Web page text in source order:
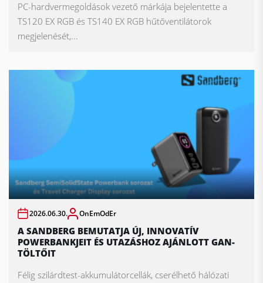
PC-hardvermegoldások vezető márkája bejelentette a
TS120 EX RGB és TS140 EX RGB hűtőventilátorok
megjelenését,...
2026.06.30. OnEmOdEr
A SANDBERG BEMUTATJA ÚJ, INNOVATÍV
POWERBANKJEIT ÉS UTAZÁSHOZ AJÁNLOTT GAN-
TÖLTŐIT
Félig szilárdtest-akkumulátorcellák, cserélhető hálózati